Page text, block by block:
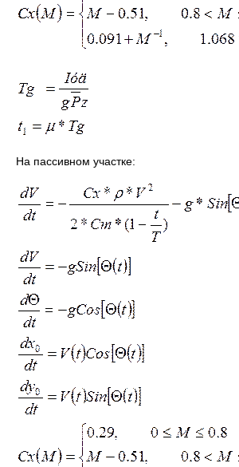
На пассивном участке: